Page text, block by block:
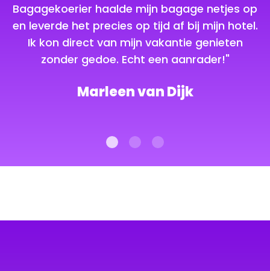
Bagagekoerier haalde mijn bagage netjes op
en leverde het precies op tijd af bij mijn hotel.
Ik kon direct van mijn vakantie genieten
zonder gedoe. Echt een aanrader!"
Marleen van Dijk